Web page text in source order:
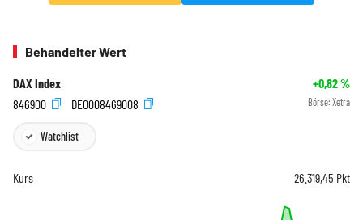
Behandelter Wert
DAX Index +0,82%
846900
DE0008469008 Börse: Xetra
Watchlist
Kurs 26.319,45 Pkt